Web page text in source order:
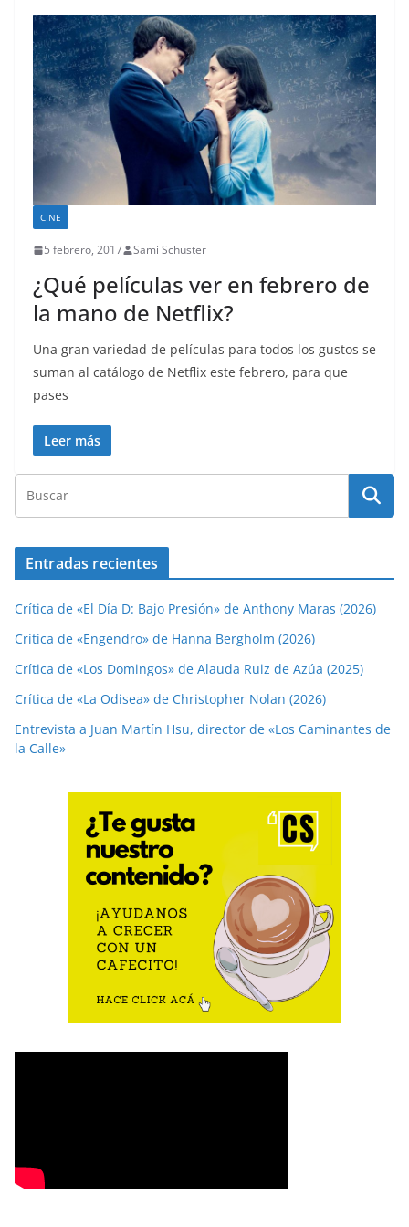
CINE
5 febrero, 2017 Sami Schuster
¿Qué películas ver en febrero de
la mano de Netflix?
Una gran variedad de películas para todos los gustos se
suman al catálogo de Netflix este febrero, para que
pases
Leer más
Entradas recientes
Crítica de «El Día D: Bajo Presión» de Anthony Maras (2026)
Crítica de «Engendro» de Hanna Bergholm (2026)
Crítica de «Los Domingos» de Alauda Ruiz de Azúa (2025)
Crítica de «La Odisea» de Christopher Nolan (2026)
Entrevista a Juan Martín Hsu, director de «Los Caminantes de
la Calle»